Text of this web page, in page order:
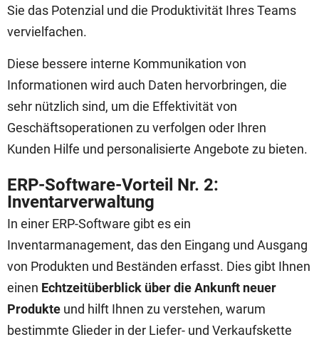
Sie das Potenzial und die Produktivität Ihres Teams
vervielfachen.
Diese bessere interne Kommunikation von
Informationen wird auch Daten hervorbringen, die
sehr nützlich sind, um die Effektivität von
Geschäftsoperationen zu verfolgen oder Ihren
Kunden Hilfe und personalisierte Angebote zu bieten.
ERP-Software-Vorteil Nr. 2:
Inventarverwaltung
In einer ERP-Software gibt es ein
Inventarmanagement, das den Eingang und Ausgang
von Produkten und Beständen erfasst. Dies gibt Ihnen
einen Echtzeitüberblick über die Ankunft neuer
Produkte und hilft Ihnen zu verstehen, warum
bestimmte Glieder in der Liefer- und Verkaufskette